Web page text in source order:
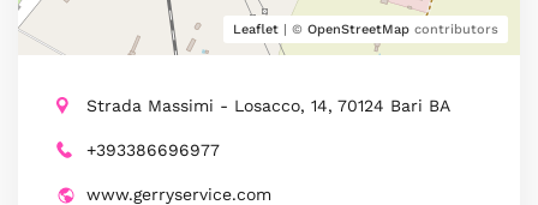
Leaflet | © OpenStreetMap contributors
Strada Massimi - Losacco, 14, 70124 Bari BA
+393386696977
www.gerryservice.com